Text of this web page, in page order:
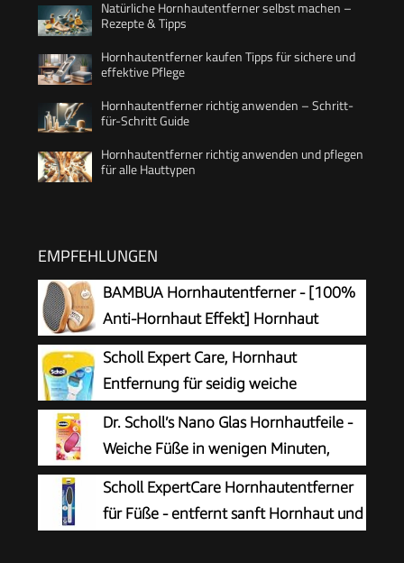
Natürliche Hornhautentferner selbst machen –
Rezepte & Tipps
Hornhautentferner kaufen Tipps für sichere und
effektive Pflege
Hornhautentferner richtig anwenden – Schritt-
für-Schritt Guide
Hornhautentferner richtig anwenden und pflegen
für alle Hauttypen
EMPFEHLUNGEN
BAMBUA Hornhautentferner - [100%
Anti-Hornhaut Effekt] Hornhaut
Entfernen Fuß - Zur Fußpflege für
schöne Füße - Effektives Nano Glas -
Professionelle Pediküre - Premium Bimsstein
Fußpflege (Schwarz)
Scholl Expert Care, Hornhaut
Entfernung für seidig weiche
Füße,elektrischer Hornhautentferner
Meeresmineralien Rolle für präzise Ergebnisse,1
Gerät inkl. Rolle)1 Stück(1er Pack)
Dr. Scholl’s Nano Glas Hornhautfeile -
Weiche Füße in wenigen Minuten,
Hornhautentferner, Special Edition
Rosa, Pediküre, Geeignet für Nasse oder
Trockene Füße, Hornhaut Entfernen Fuß,
Scholl ExpertCare Hornhautentferner
für Füße - entfernt sanft Hornhaut und